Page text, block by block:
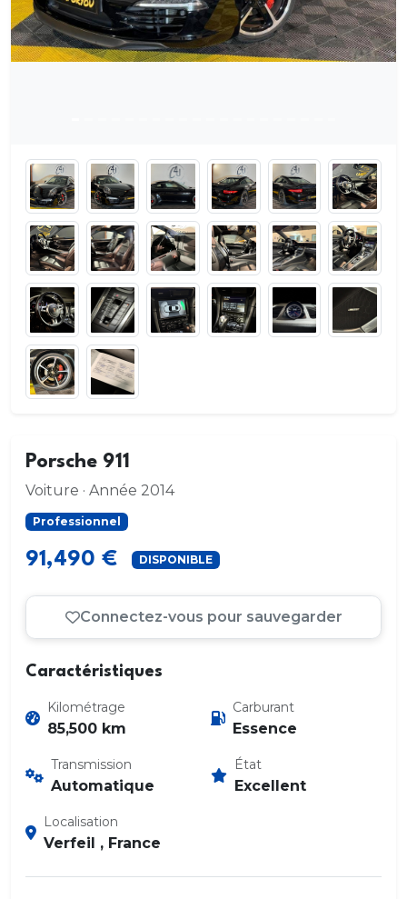
Porsche 911
Voiture · Année 2014
Professionnel
91,490 € DISPONIBLE
Connectez-vous pour sauvegarder
Caractéristiques
Kilométrage
85,500 km
Carburant
Essence
Transmission
Automatique
État
Excellent
Localisation
Verfeil , France